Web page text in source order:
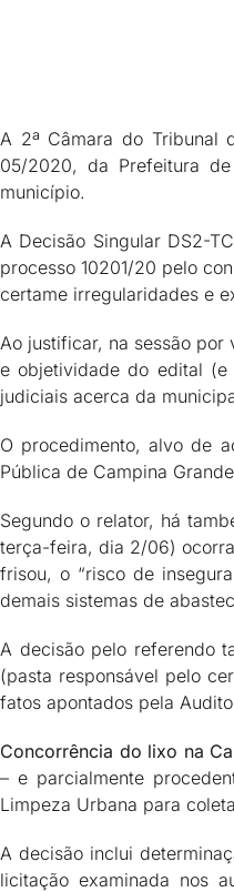
A 2ª Câmara do Tribunal
05/2020, da Prefeitura
município.
A Decisão Singular DS2-
processo 10201/20 pelo
certame irregularidades e
Ao justificar, na sessão
e objetividade do edital (e
judiciais acerca da
O procedimento, alvo de
Pública de Campina
Segundo o relator, há
terça-feira, dia 2/06)
frisou, o “risco de
demais sistemas de
A decisão pelo referendo
(pasta responsável pelo
fatos apontados pela
Concorrência do lixo na
– e parcialmente
Limpeza Urbana para
A decisão inclui
licitação examinada nos